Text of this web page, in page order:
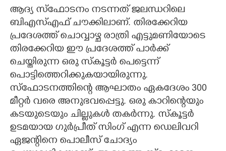
ആദ്യ സ്ഫോടനം നടന്നത് ജലന്ധറിലെ
ബിഎസ്എഫ് ചൗക്കിലാണ്. തിരക്കേറിയ
പ്രദേശത്ത് ചൊവ്വാഴ്ച രാത്രി എട്ടുമണിയോടെ
തിരക്കേറിയ ഈ പ്രദേശത്ത് പാർക്ക്
ചെയ്തിരുന്ന ഒരു സ്കൂട്ടർ പെട്ടെന്ന്
പൊട്ടിത്തെറിക്കുകയായിരുന്നു.
സ്ഫോടനത്തിന്റെ ആഘാതം ഏകദേശം 300
മീറ്റർ വരെ അനുഭവപ്പെട്ടു. ഒരു കാറിന്റെയും
കടയുടെയും ചില്ലുകൾ തകർന്നു. സ്കൂട്ടർ
ഉടമയായ ഗുർപ്രീത് സിംഗ് എന്ന ഡെലിവറി
ഏജന്റിനെ പൊലീസ് ചോദ്യം